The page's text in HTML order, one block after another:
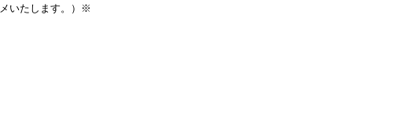
メいたします。）※